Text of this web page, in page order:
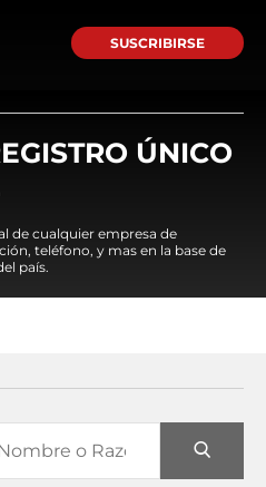
SUSCRIBIRSE
ÚNICO
de cualquier empresa de
teléfono, y mas en la base de
país.